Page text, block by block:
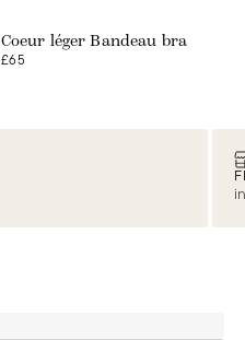
Coeur léger Bandeau bra
£65